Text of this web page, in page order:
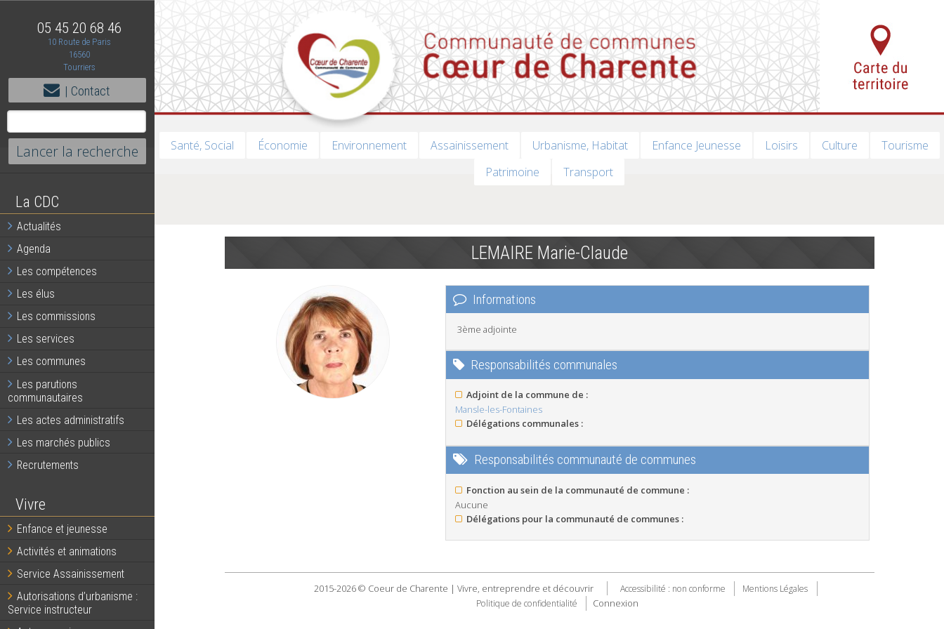
05 45 20 68 46
10 Route de Paris
16560
Tourriers
| Contact
La CDC
Actualités
Agenda
Les compétences
Les élus
Les commissions
Les services
Les communes
Les parutions
communautaires
Les actes administratifs
Les marchés publics
Recrutements
Vivre
Enfance et jeunesse
Activités et animations
Service Assainissement
Autorisations d’urbanisme :
Service instructeur
Santé, Social Économie Environnement Assainissement Urbanisme, Habitat Enfance Jeunesse Loisirs Culture
Tourisme
Patrimoine
Transport
LEMAIRE Marie-Claude
Informations
3ème adjointe
Responsabilités communales
Adjoint de la commune de :
Mansle-les-Fontaines
Délégations communales :
Responsabilités communauté de communes
Fonction au sein de la communauté de commune :
Aucune
Délégations pour la communauté de communes :
2015-2026 © Coeur de Charente | Vivre, entreprendre et découvrir Accessibilité : non conforme
Mentions Légales
Politique de confidentialité
Connexion